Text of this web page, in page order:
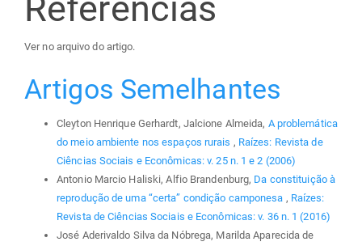
Ver no arquivo do artigo.
Artigos Semelhantes
Cleyton Henrique Gerhardt, Jalcione Almeida, A problemática
do meio ambiente nos espaços rurais , Raízes: Revista de
Ciências Sociais e Econômicas: v. 25 n. 1 e 2 (2006)
Antonio Marcio Haliski, Alfio Brandenburg, Da constituição à
reprodução de uma “certa” condição camponesa , Raízes:
Revista de Ciências Sociais e Econômicas: v. 36 n. 1 (2016)
José Aderivaldo Silva da Nóbrega, Marilda Aparecida de